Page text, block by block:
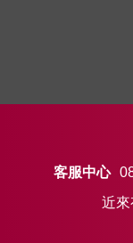
客服中心
近來